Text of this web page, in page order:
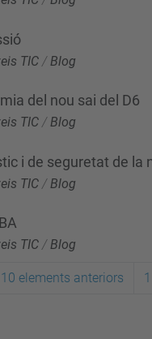
TIC / Blog
del nou sai del D6
TIC /Blog
i de seguretat de la
TIC / Blog
TIC /Blog
10 elements anteriors 1